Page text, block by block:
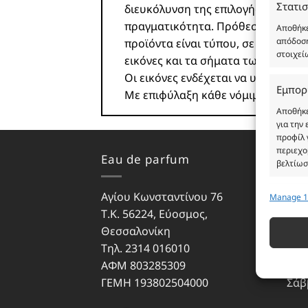
για την
προφίλ
που
Manage
διευκόλυνση της επιλογής σας.
πραγματικότητα. Πρόθεση της
προϊόντα είναι τύπου, σε χύμα
εικόνες και τα σήματα των
Οι εικόνες ενδέχεται να
Με επιφύλαξη κάθε νόμιμου
Eau de parfum
Αγίου Κωνσταντίνου 76
Τ.Κ. 56224, Εύοσμος,
Θεσσαλονίκη
Τηλ. 2314 016010
ΑΦΜ 803285309
ΓΕΜΗ 193802504000